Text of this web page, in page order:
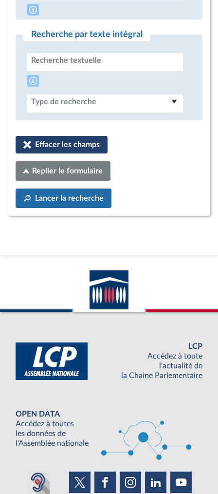
Recherche par texte intégral
Recherche textuelle
Type de recherche
Effacer les champs
Replier le formulaire
Lancer la recherche
LCP
Accédez à toute
l'actualité de
la Chaine Parlementaire
OPEN DATA
Accédez à toutes
les données de
l'Assemblée nationale